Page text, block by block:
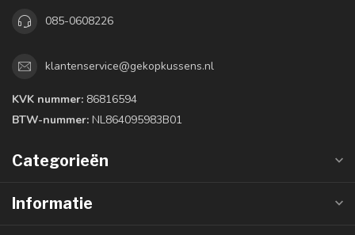
085-0608226
klantenservice@gekopkussens.nl
KVK nummer: 86816594
BTW-nummer: NL864095983B01
Categorieën
Informatie